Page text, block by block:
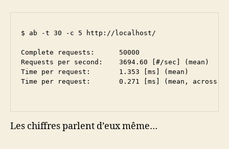
$ ab -t 30 -c 5 http://localhost/
Complete requests:      50000
Requests per second:    3694.60 [#/sec] (mean)
Time per request:       1.353 [ms] (mean)
Time per request:       0.271 [ms] (mean, across
Les chiffres parlent d’eux même…